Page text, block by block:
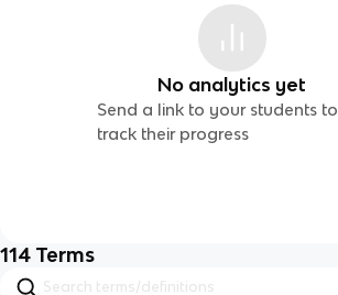
No analytics yet
Send a link to your students to
track their progress
114 Terms